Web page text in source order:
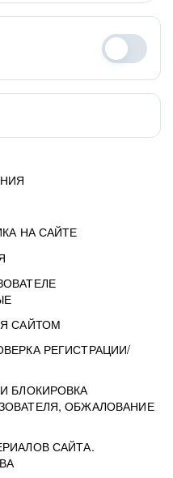
НА САЙТЕ
САЙТОМ
РЕГИСТРАЦИИ/
БЛОКИРОВКА
ОБЖАЛОВАНИЕ
САЙТА.